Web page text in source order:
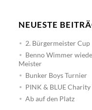
NEUESTE
2. Bürgermeister Cup
Benno Wimmer
Meister
Bunker Boys Turnier
PINK & BLUE
Ab auf den Platz